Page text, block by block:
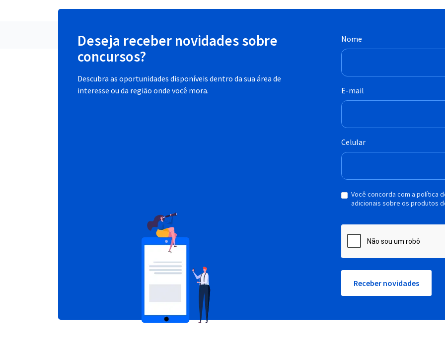
Deseja receber novidades sobre
concursos?
Descubra as oportunidades disponíveis dentro da sua área de
interesse ou da região onde você mora.
Nome
E-mail
Celular
Você concorda com a política
adicionais sobre os produtos
Receber novidades